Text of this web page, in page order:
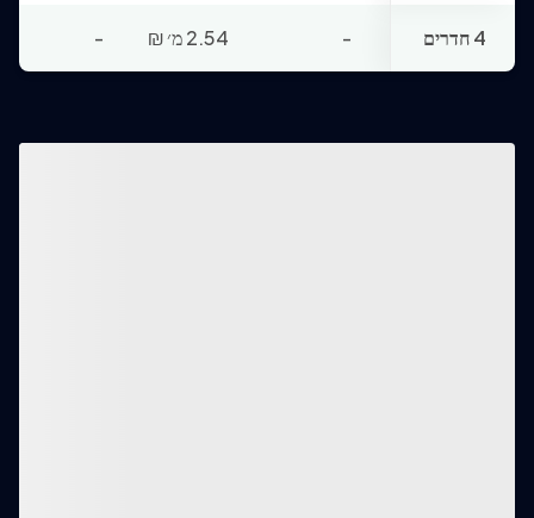
4 חדרים - 2.54 מ׳ ₪
-